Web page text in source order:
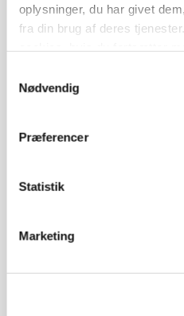
oplysninger, du har givet
fra din brug af deres
Nødvendig
Præferencer
Statistik
Marketing
Før såmaskinen kører:
Grisebestanden stiger